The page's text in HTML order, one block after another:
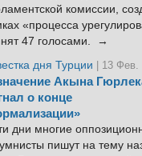
комиссии,
«процесса
47 голосами. →
дня Турции
| 13 Фев.
Акына
о конце
дни многие
пишут на тему